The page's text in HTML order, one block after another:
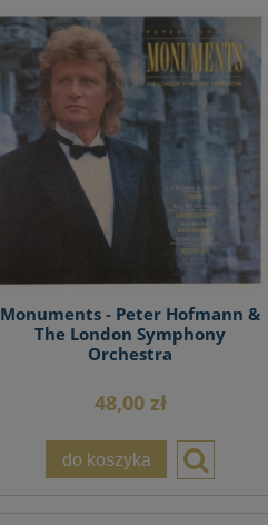
Monuments - Peter Hofmann &
The London Symphony
Orchestra
48,00 zł
do koszyka